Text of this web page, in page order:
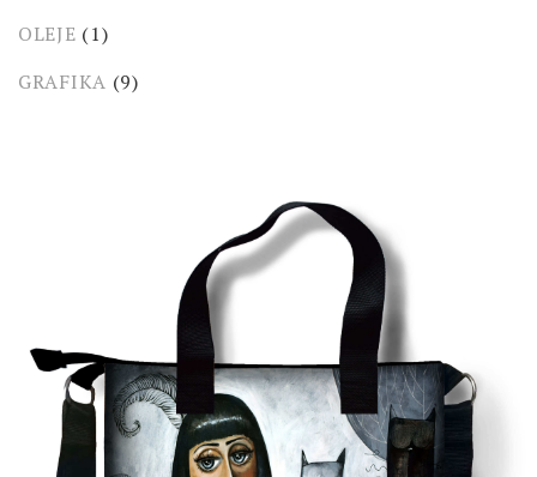
OLEJE (1)
GRAFIKA (9)